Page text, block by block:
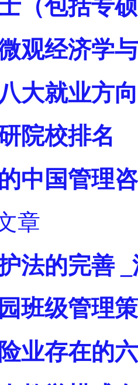
（包括专
观经济学
大就业方
院校排名
中国管理
章
法的完善
班级管理
业存在的